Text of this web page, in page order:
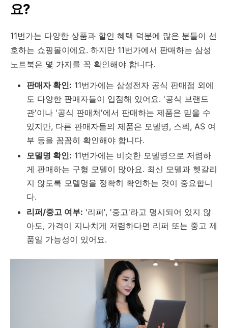
요?
11번가는 다양한 상품과 할인 혜택 덕분에 많은 분들이 선
호하는 쇼핑몰이에요. 하지만 11번가에서 판매하는 삼성
노트북은 몇 가지를 꼭 확인해야 합니다.
판매자 확인: 11번가에는 삼성전자 공식 판매점 외에
도 다양한 판매자들이 입점해 있어요. '공식 브랜드
관'이나 '공식 판매처'에서 판매하는 제품은 믿을 수
있지만, 다른 판매자들의 제품은 모델명, 스펙, AS 여
부 등을 꼼꼼히 확인해야 합니다.
모델명 확인: 11번가에는 비슷한 모델명으로 저렴하
게 판매하는 구형 모델이 많아요. 최신 모델과 헷갈리
지 않도록 모델명을 정확히 확인하는 것이 중요합니
다.
리퍼/중고 여부: '리퍼', '중고'라고 명시되어 있지 않
아도, 가격이 지나치게 저렴하다면 리퍼 또는 중고 제
품일 가능성이 있어요.